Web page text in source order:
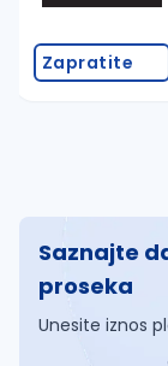
Zapratite
Saznajte
proseka
Unesite iznos